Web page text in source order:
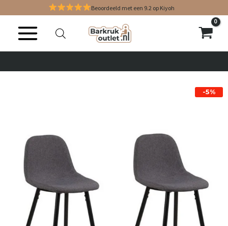
inhoud
Beoordeeld met een 9.2 op Kiyoh
-5%